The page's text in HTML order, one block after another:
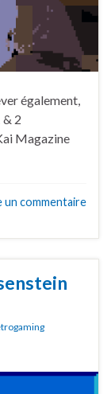
également,
& 2
Magazine
un commentaire